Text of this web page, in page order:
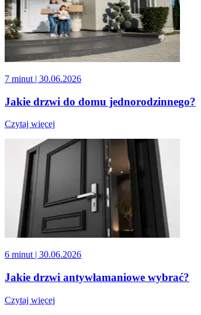
7 minut | 30.06.2026
Jakie drzwi do domu jednorodzinnego?
Czytaj więcej
6 minut| 30.06.2026
Jakie drzwi antywłamaniowe wybrać?
Czytaj więcej